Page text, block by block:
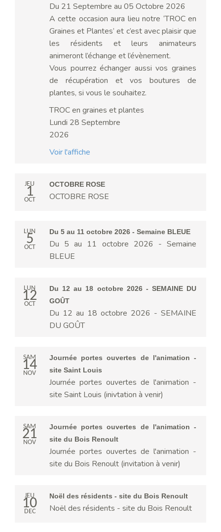
Du 21 Septembre au 05 Octobre 2026
A cette occasion aura lieu notre ‘TROC en
Graines et Plantes’ et c’est avec plaisir que
les résidents et leurs animateurs
animeront l’échange et l’évènement.
Vous pourrez échanger aussi vos graines
de récupération et vos boutures de
plantes, si vous le souhaitez.
TROC en graines et plantes
Lundi 28 Septembre
2026
Voir l'affiche
JEU
1
OCT
OCTOBRE ROSE
OCTOBRE ROSE
LUN
5
OCT
Du 5 au 11 octobre 2026 - Semaine BLEUE
Du 5 au 11 octobre 2026 - Semaine
BLEUE
LUN
12
OCT
Du 12 au 18 octobre 2026 - SEMAINE DU
GOÛT
Du 12 au 18 octobre 2026 - SEMAINE
DU GOÛT
SAM
14
NOV
Journée portes ouvertes de l'animation -
site Saint Louis
Journée portes ouvertes de l'animation -
site Saint Louis (inivtation à venir)
SAM
21
NOV
Journée portes ouvertes de l'animation -
site du Bois Renoult
Journée portes ouvertes de l'animation -
site du Bois Renoult (invitation à venir)
JEU
10
DEC
Noël des résidents - site du Bois Renoult
Noël des résidents - site du Bois Renoult